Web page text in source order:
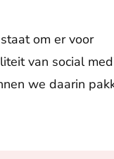
om er voor
van social
we daarin